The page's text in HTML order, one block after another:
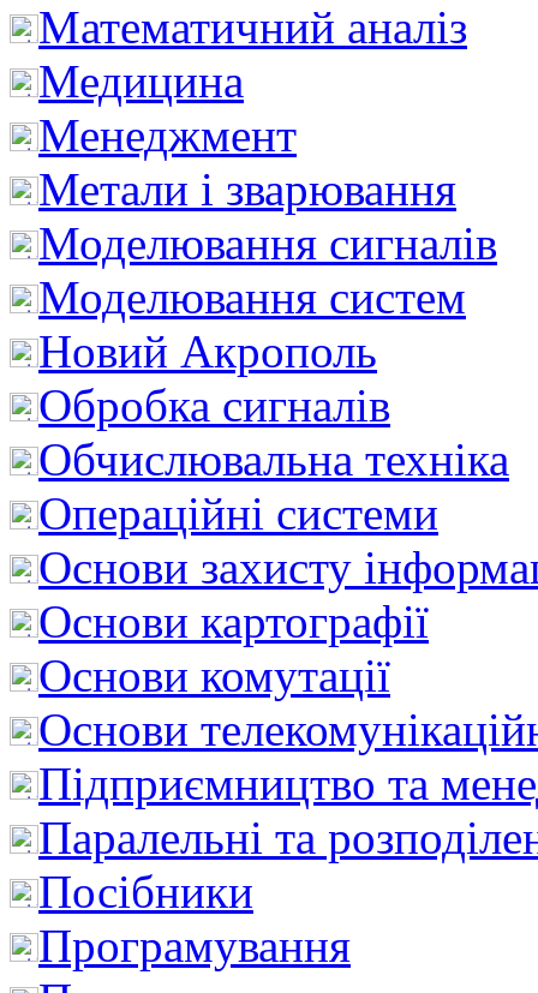
Математичний аналіз
Медицина
Менеджмент
Метали і зварювання
Моделювання сигналів
Моделювання систем
Новий Акрополь
Обробка сигналів
Обчислювальна техніка
Операційні системи
Основи захисту
Основи картографії
Основи комутації
Основи
Підприємництво та
Паралельні та
Посібники
Програмування